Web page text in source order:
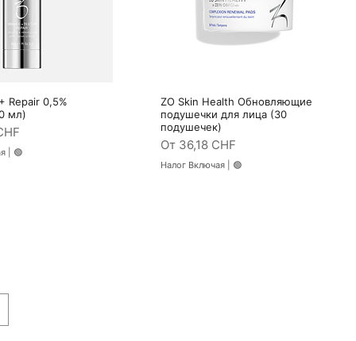
просмотр
Repair 0,5%
мл)
🟢
Быстрый просмотр
ZO Skin Health Обновляющие
подушечки для лица (30
подушечек)
От 36,18 CHF
Цена со скидкой
Налог Включая| 🟢